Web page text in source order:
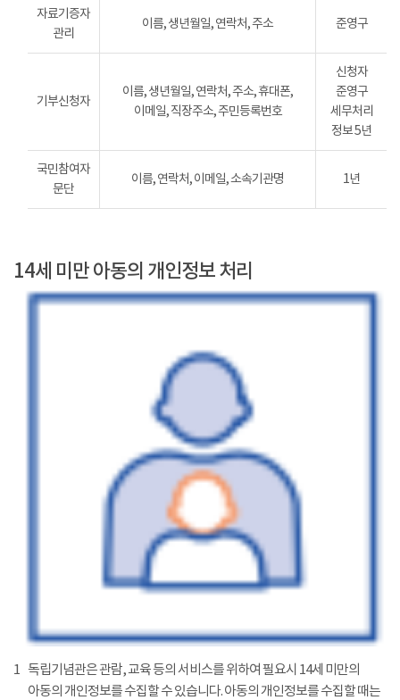
자료기증자
관리
이름, 생년월일, 연락처, 주소 준영구
기부신청자
이름, 생년월일, 연락처, 주소, 휴대폰,
이메일, 직장주소, 주민등록번호
신청자
준영구
세무처리
정보 5년
국민참여자
문단
이름, 연락처, 이메일, 소속기관명 1년
14세 미만 아동의 개인정보 처리
1 독립기념관은 관람, 교육 등의 서비스를 위하여 필요시 14세 미만의
아동의 개인정보를 수집할 수 있습니다. 아동의 개인정보를 수집할 때는